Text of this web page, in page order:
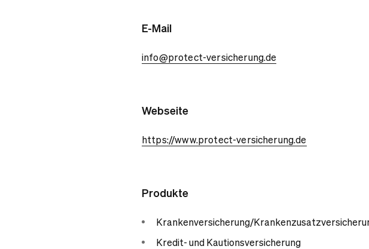
E-Mail
info@protect-versicherung.de
Webseite
https://www.protect-versicherung.de
Produkte
Krankenversicherung/
Kredit- und Kautionsversicherung